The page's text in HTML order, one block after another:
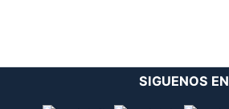
SIGUENOS EN